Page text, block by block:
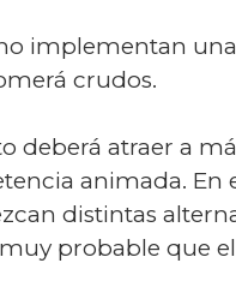
implementan
crudos.
deberá atraer a
animada.
distintas
probable que